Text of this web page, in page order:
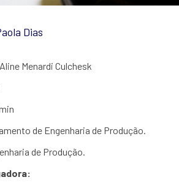
Dias
Aline Menardi Culchesk
de Engenharia de Produção.
de Produção.